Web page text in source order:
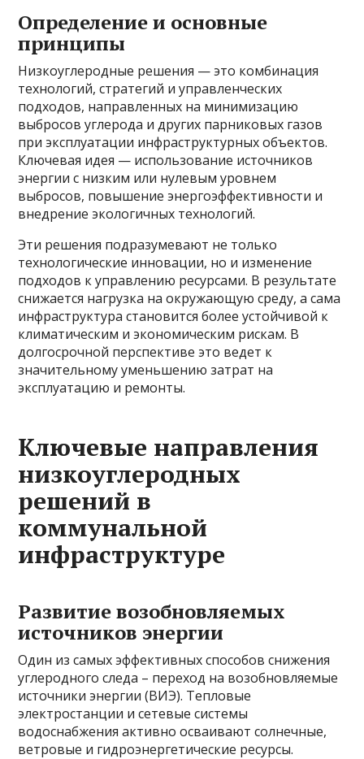
Определение и основные
принципы
Низкоуглеродные решения — это комбинация
технологий, стратегий и управленческих
подходов, направленных на минимизацию
выбросов углерода и других парниковых газов
при эксплуатации инфраструктурных объектов.
Ключевая идея — использование источников
энергии с низким или нулевым уровнем
выбросов, повышение энергоэффективности и
внедрение экологичных технологий.
Эти решения подразумевают не только
технологические инновации, но и изменение
подходов к управлению ресурсами. В результате
снижается нагрузка на окружающую среду, а сама
инфраструктура становится более устойчивой к
климатическим и экономическим рискам. В
долгосрочной перспективе это ведет к
значительному уменьшению затрат на
эксплуатацию и ремонты.
Ключевые направления
низкоуглеродных
решений в
коммунальной
инфраструктуре
Развитие возобновляемых
источников энергии
Один из самых эффективных способов снижения
углеродного следа – переход на возобновляемые
источники энергии (ВИЭ). Тепловые
электростанции и сетевые системы
водоснабжения активно осваивают солнечные,
ветровые и гидроэнергетические ресурсы.